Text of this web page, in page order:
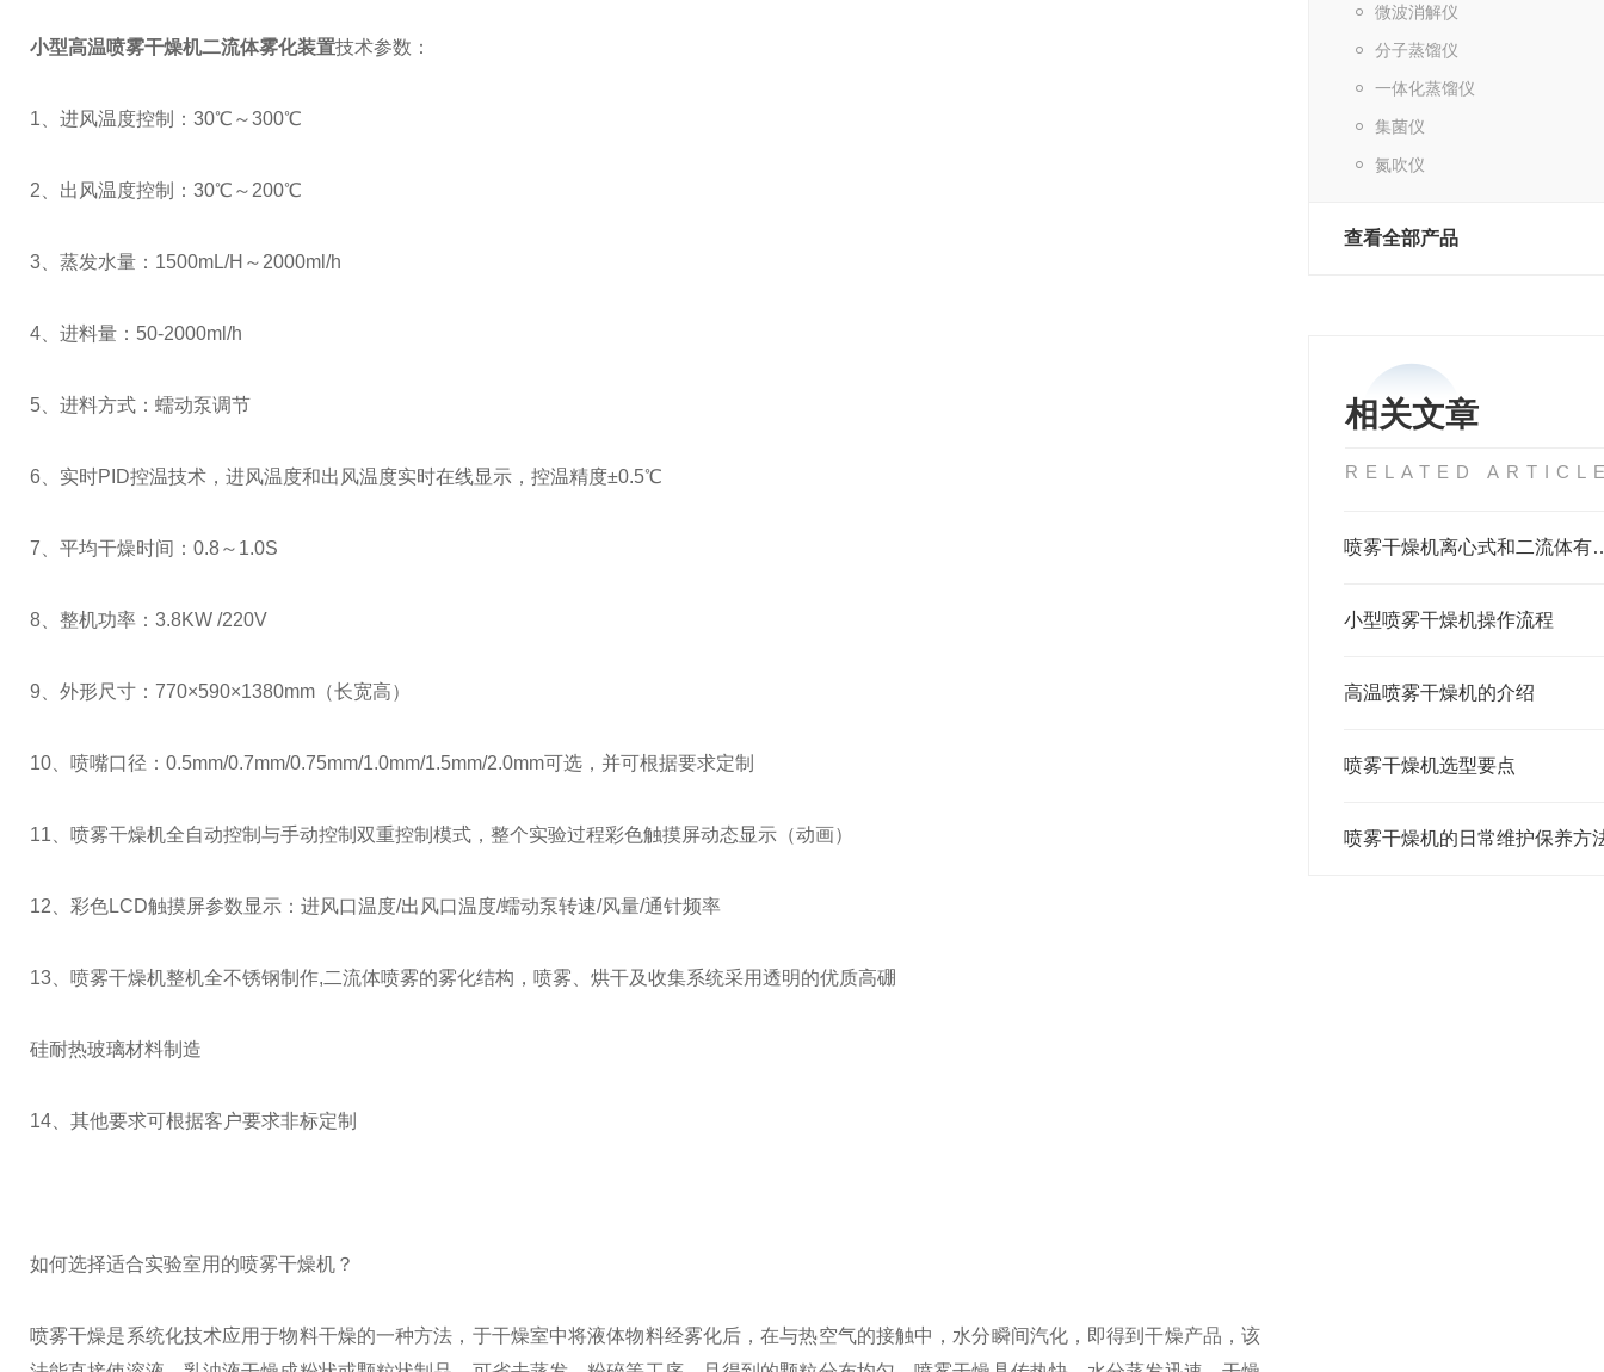
微波消解仪
分子蒸馏仪
一体化蒸馏仪
集菌仪
氮吹仪
查看全部产品
相关文章
RELATED
喷雾干燥机离
小型喷雾干燥机操作流程
高温喷雾干燥机的介绍
喷雾干燥机选型要点
喷雾干燥机的日常维护保养方
小型高温喷雾干燥机二流体雾化装置技术参数：
1、进风温度控制：30℃～300℃
2、出风温度控制：30℃～200℃
3、蒸发水量：1500mL/H～2000ml/h
4、进料量：50-2000ml/h
5、进料方式：蠕动泵调节
6、实时PID控温技术，进风温度和出风温度实时在线显示，控温精度±0.5℃
7、平均干燥时间：0.8～1.0S
8、整机功率：3.8KW /220V
9、外形尺寸：770×590×1380mm（长宽高）
10、喷嘴口径：0.5mm/0.7mm/0.75mm/1.0mm/1.5mm/2.0mm可选，并可根据要求定制
11、喷雾干燥机全自动控制与手动控制双重控制模式，整个实验过程彩色触摸屏动态显示（动画）
12、彩色LCD触摸屏参数显示：进风口温度/出风口温度/蠕动泵转速/风量/通针频率
13、喷雾干燥机整机全不锈钢制作,二流体喷雾的雾化结构，喷雾、烘干及收集系统采用透明的优质高硼
硅耐热玻璃材料制造
14、其他要求可根据客户要求非标定制
如何选择适合实验室用的喷雾干燥机？
喷雾干燥是系统化技术应用于物料干燥的一种方法，于干燥室中将液体物料经雾化后，在与热空气的接触中，水分瞬间汽化，即得到干燥产品，该